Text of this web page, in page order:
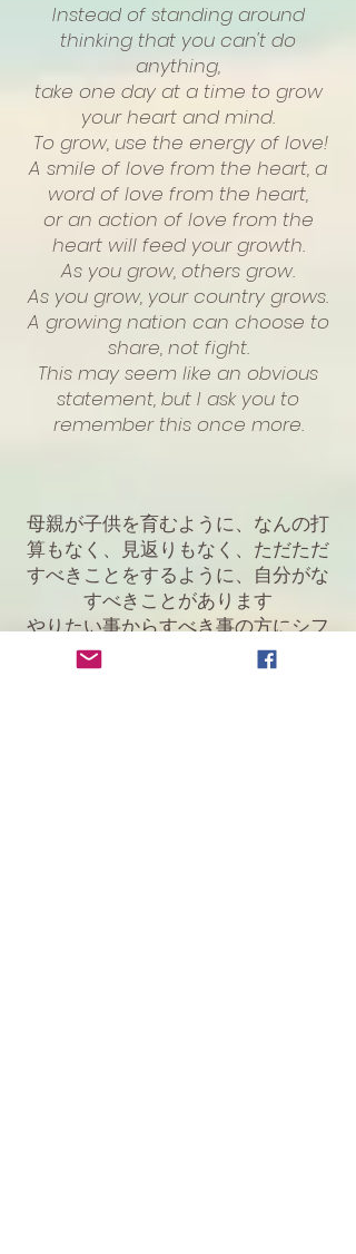
Instead of standing around
thinking that you can't do
anything,
take one day at a time to grow
your heart and mind.
To grow, use the energy of love!
A smile of love from the heart, a
word of love from the heart,
or an action of love from the
heart will feed your growth.
As you grow, others grow.
As you grow, your country grows.
A growing nation can choose to
share, not fight.
This may seem like an obvious
statement, but I ask you to
remember this once more.
母親が子供を育むように、なんの打
算もなく、見返りもなく、ただただ
すべきことをするように、自分がな
すべきことがあります
やりたい事からすべき事の方にシフ
トする時に、今まで着ていた服を脱
いでいく必要があります